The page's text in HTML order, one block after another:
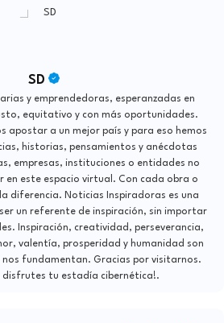
SD
y emprendedoras, esperanzadas en
equitativo y con más oportunidades.
apostar a un mejor país y para eso hemos
historias, pensamientos y anécdotas
empresas, instituciones o entidades no
en este espacio virtual. Con cada obra o
diferencia. Noticias Inspiradoras es una
un referente de inspiración, sin importar
Inspiración, creatividad, perseverancia,
valentía, prosperidad y humanidad son
fundamentan. Gracias por visitarnos.
disfrutes tu estadía cibernética!.